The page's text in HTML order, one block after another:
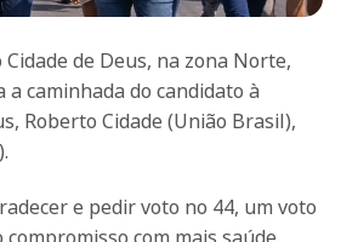
de Deus, na zona Norte,
caminhada do candidato à
Roberto Cidade (União Brasil),
e pedir voto no 44, um voto